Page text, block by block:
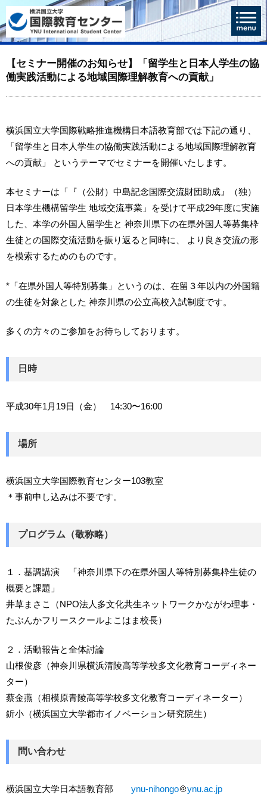
【セミナー開催のお知らせ】「留学生と日本人学生の協
働実践活動による地域国際理解教育への貢献」
横浜国立大学国際戦略推進機構日本語教育部では下記の通り、
「留学生と日本人学生の協働実践活動による地域国際理解教育
への貢献」 というテーマでセミナーを開催いたします。
本セミナーは「『（公財）中島記念国際交流財団助成』（独）
日本学生機構留学生 地域交流事業」を受けて平成29年度に実施
した、本学の外国人留学生と 神奈川県下の在県外国人等募集枠
生徒との国際交流活動を振り返ると同時に、 より良き交流の形
を模索するためのものです。
*「在県外国人等特別募集」というのは、在留３年以内の外国籍
の生徒を対象とした 神奈川県の公立高校入試制度です。
多くの方々のご参加をお待ちしております。
日時
平成30年1月19日（金） 14:30〜16:00
場所
横浜国立大学国際教育センター103教室
＊事前申し込みは不要です。
プログラム（敬称略）
１．基調講演 「神奈川県下の在県外国人等特別募集枠生徒の
概要と課題」
井草まさこ（NPO法人多文化共生ネットワークかながわ理事・
たぶんかフリースクールよこはま校長）
２．活動報告と全体討論
山根俊彦（神奈川県横浜清陵高等学校多文化教育コーディネー
ター）
蔡金燕（相模原青陵高等学校多文化教育コーディネーター）
釿小（横浜国立大学都市イノベーション研究院生）
問い合わせ
横浜国立大学日本語教育部 ynu-nihongo ynu.ac.jp